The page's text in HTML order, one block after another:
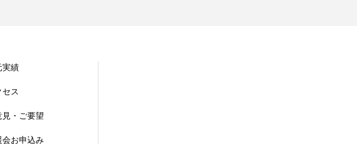
実績
セス
見・ご要望
会お申込み